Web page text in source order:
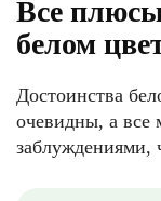
Все
белом
Достоинства
очевидны, а все
заблуждениями,